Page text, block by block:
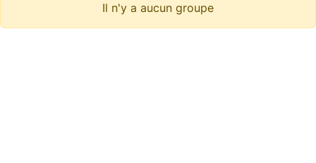
Il n'y a aucun groupe